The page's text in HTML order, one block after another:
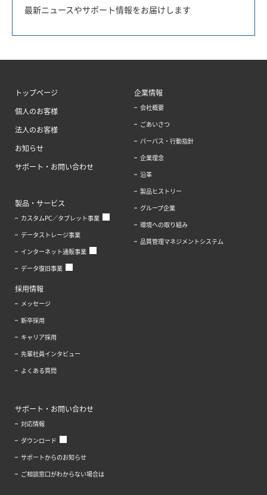
最新ニュースやサポート情報をお届けします
トップページ
個人のお客様
法人のお客様
お知らせ
サポート・お問い合わせ
製品・サービス
カスタムPC／タブレット事業
データストレージ事業
インターネット通販事業
データ復旧事業
企業情報
会社概要
ごあいさつ
パーパス・行動指針
企業理念
沿革
製品ヒストリー
グループ企業
環境への取り組み
品質管理マネジメントシステム
採用情報
メッセージ
新卒採用
キャリア採用
先輩社員インタビュー
よくある質問
サポート・お問い合わせ
対応情報
ダウンロード
サポートからのお知らせ
ご相談窓口がわからない場合は